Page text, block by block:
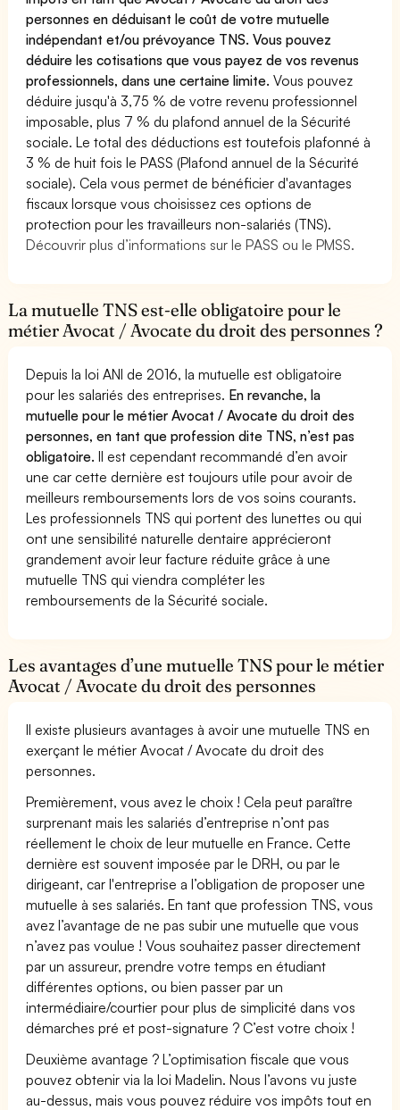
personnes en déduisant le coût de votre mutuelle
indépendant et/ou prévoyance TNS. Vous pouvez
déduire les cotisations que vous payez de vos revenus
professionnels, dans une certaine limite.Vous pouvez
déduire jusqu'à 3,75 % de votre revenu professionnel
imposable, plus 7 % du plafond annuel de la Sécurité
sociale. Le total des déductions est toutefois plafonné à
3 % de huit fois le PASS (Plafond annuel de la Sécurité
sociale). Cela vous permet de bénéficier d'avantages
fiscaux lorsque vous choisissez ces options de
protection pour les travailleurs non-salariés (TNS).
Découvrir plus d’informations sur le PASS ou le PMSS.
La mutuelle TNS est-elle obligatoire pour le
métier Avocat / Avocate du droit des personnes ?
Depuis la loi ANI de 2016, la mutuelle est obligatoire
pour les salariés des entreprises. En revanche, la
mutuelle pour le métier Avocat / Avocate du droit des
personnes, en tant que profession dite TNS, n’est pas
obligatoire.Il est cependant recommandé d’en avoir
une car cette dernière est toujours utile pour avoir de
meilleurs remboursements lors de vos soins courants.
Les professionnels TNS qui portent des lunettes ou qui
ont une sensibilité naturelle dentaire apprécieront
grandement avoir leur facture réduite grâce à une
mutuelle TNS qui viendra compléter les
remboursements de la Sécurité sociale.
Les avantages d’une mutuelle TNS pour le métier
Avocat / Avocate du droit des personnes
Il existe plusieurs avantages à avoir une mutuelle TNS en
exerçant le métier Avocat / Avocate du droit des
personnes.
Premièrement, vous avez le choix ! Cela peut paraître
surprenant mais les salariés d’entreprise n’ont pas
réellement le choix de leur mutuelle en France. Cette
dernière est souvent imposée par le DRH, ou par le
dirigeant, car l'entreprise a l’obligation de proposer une
mutuelle à ses salariés. En tant que profession TNS, vous
avez l’avantage de ne pas subir une mutuelle que vous
n’avez pas voulue ! Vous souhaitez passer directement
par un assureur, prendre votre temps en étudiant
différentes options, ou bien passer par un
intermédiaire/courtier pour plus de simplicité dans vos
démarches pré et post-signature ? C’est votre choix !
Deuxième avantage ? L’optimisation fiscale que vous
pouvez obtenir via la loi Madelin. Nous l’avons vu juste
au-dessus, mais vous pouvez réduire vos impôts tout en